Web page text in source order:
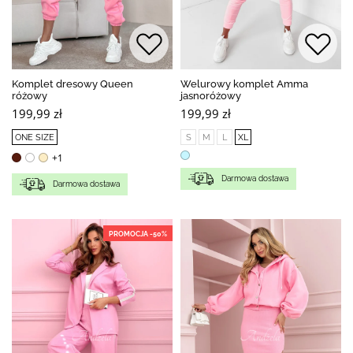
Komplet dresowy Queen
różowy
199,99 zł
ONE SIZE
+1
Darmowa dostawa
Welurowy komplet Amma
jasnoróżowy
199,99 zł
S M L XL
Darmowa dostawa
PROMOCJA -50%